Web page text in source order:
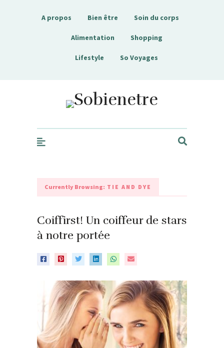
A propos Bien être Soin du corps
Alimentation Shopping
Lifestyle So Voyages
Sobienetre
Currently Browsing: TIE AND DYE
Coiffirst! Un coiffeur de stars
à notre portée